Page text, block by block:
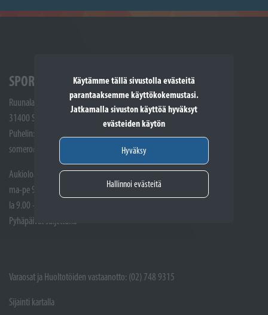
Käytämme tällä sivustolla evästeitä
parantaaksemme käyttökokemustasi.
Jatkamalla sivuston käyttöä hyväksyt
evästeiden käytön
Hyväksy
Hallinnoi evästeitä
SPORTTIKONE SOMERO
Ruunalantie 5
31400 Somero
Puhelin: (02) 748 9300
somero@sporttikone.fi
Aukioloajat
ma-pe 9.00 - 17.00
la 9.00 - 14.00
Pyhäpäivät suljettuna
Varaosat ja Huoltotöiden vastaanotto: (02) 748 9315
Sijainti kartalla